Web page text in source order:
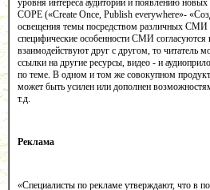
уровня интереса аудитории и появлению
COPE («Create Once, Publish everywhere»-
освещения темы посредством различных СМИ
специфические особенности СМИ
взаимодействуют друг с другом, то читатель
ссылки на другие ресурсы, видео - и
по теме. В одном и том же совокупном
может быть усилен или дополнен
т.д.
Реклама
«Специалисты по рекламе утверждают, что в